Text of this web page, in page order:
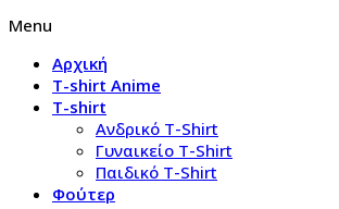
Menu
Αρχική
T-shirt Anime
T-shirt
Aνδρικό Τ-Shirt
Γυναικείο T-Shirt
Παιδικό T-Shirt
Φούτερ